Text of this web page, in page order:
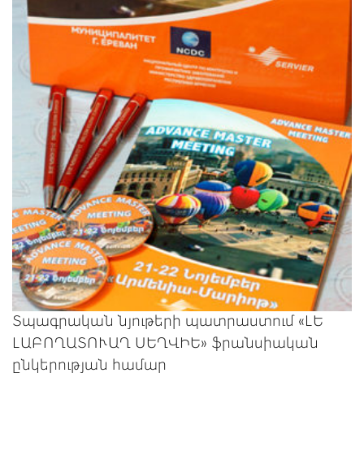
Տպագրական նյութերի պատրաստում «ԼԵ
ԼԱԲՈՂԱՏՈՒԱՂ ՍԵՂՎԻԵ» ֆրանսիական
ընկերության համար